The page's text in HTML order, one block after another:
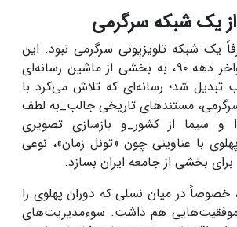
از یک شبکه سرگرمی
یک شبکه تلویزیونی سرگرمی نبود. این
شبکه، به‌ویژه از اواخر دهه ۹۰، به بخشی از ماشین رسانه‌ای
شد؛ رسانه‌ای که تلاش می‌کرد با
مستند‌های تاریخی جالب_به لطف
و سیما از کشور_و بازسازی تصویری
با عناوینی چون «تونل زمان»، نوعی
بخشی از جامعه ایران بسازد.
خصوصاً در میان نسلی که دوران پهلوی را
موفقیت‌هایی هم داشت. سوءمدیریت‌های